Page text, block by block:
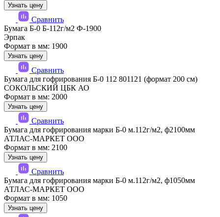
Узнать цену
Сравнить
Бумага Б-0 Б-112г/м2 Ф-1900
Эрпак
Формат в мм: 1900
Узнать цену
Сравнить
Бумага для гофрирования Б-0 112 801121 (формат 200 см)
СОКОЛЬСКИЙ ЦБК АО
Формат в мм: 2000
Узнать цену
Сравнить
Бумага для гофрирования марки Б-0 м.112г/м2, ф2100мм
АТЛАС-МАРКЕТ ООО
Формат в мм: 2100
Узнать цену
Сравнить
Бумага для гофрирования марки Б-0 м.112г/м2, ф1050мм
АТЛАС-МАРКЕТ ООО
Формат в мм: 1050
Узнать цену